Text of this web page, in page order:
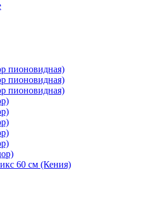
пионовидная)
пионовидная)
пионовидная)
60 см (Кения)